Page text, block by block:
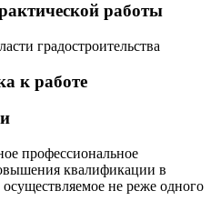
работы
градостроительства
к работе
профессиональное
квалификации в
осуществляемое не реже одного